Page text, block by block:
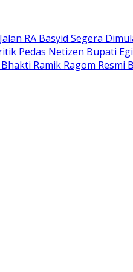
RA Basyid Segera
Pedas Netizen Bupati
Ramik Ragom Resmi